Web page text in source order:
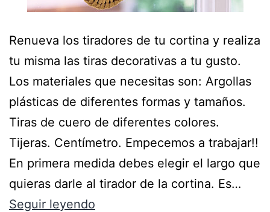
Renueva los tiradores de tu cortina y realiza
tu misma las tiras decorativas a tu gusto.
Los materiales que necesitas son: Argollas
plásticas de diferentes formas y tamaños.
Tiras de cuero de diferentes colores.
Tijeras. Centímetro. Empecemos a trabajar!!
En primera medida debes elegir el largo que
quieras darle al tirador de la cortina. Es…
Seguir leyendo